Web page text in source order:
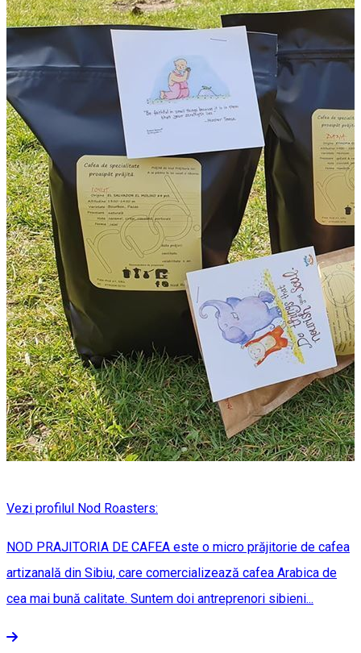
Vezi profilul Nod Roasters:
NOD PRAJITORIA DE CAFEA este o micro prăjitorie de cafea
artizanală din Sibiu, care comercializează cafea Arabica de
cea mai bună calitate. Suntem doi antreprenori sibieni...